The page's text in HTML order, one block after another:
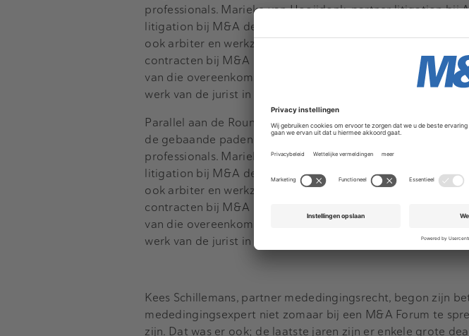
professionals. Marieke van Hooijdonk, partner litigation bij
litigation bij M&A deals aan de hand van recente zaken en
ook arbiter en werkzaam voor het hof in Arnhem, liet zien
contracten bij M&A een zeer grote invloed heeft op het
van die overeenkomsten getwist kan worden, zijn er zeker
werk van de jurist in dit kader vergemakkelijken.
Parallel aan de Roundtable werd er door twee partners van
de gebaande paden van M&A, in een Masterclass met veel
professionals. Marieke van Hooijdonk, partner litigation bij
litigation bij M&A deals aan de hand van recente zaken en
ook arbiter en werkzaam voor het hof in Arnhem, liet zien
contracten bij M&A een zeer grote invloed heeft op het
van die overeenkomsten getwist kan worden, zijn er zeker
werk van de jurist in dit kader vergemakkelijken.
Kees Schillemans, partner mededingingsrecht, begon zijn
mededingingsexpert niet zomaar bij een M&A Forum te
zijn. Dat was er ook; de laatste jaren zijn er enkele grote